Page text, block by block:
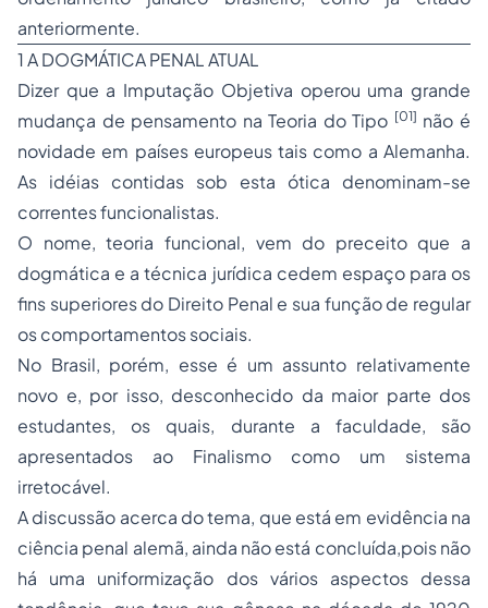
anteriormente.
1 A DOGMÁTICA PENAL ATUAL
Dizer que a Imputação Objetiva operou uma grande
mudança de pensamento na Teoria do Tipo [01] não é
novidade em países europeus tais como a Alemanha.
As idéias contidas sob esta ótica denominam-se
correntes funcionalistas.
O nome, teoria funcional, vem do preceito que a
dogmática e a técnica jurídica cedem espaço para os
fins superiores do Direito Penal e sua função de regular
os comportamentos sociais.
No Brasil, porém, esse é um assunto relativamente
novo e, por isso, desconhecido da maior parte dos
estudantes, os quais, durante a faculdade, são
apresentados ao Finalismo como um sistema
irretocável.
A discussão acerca do tema, que está em evidência na
ciência penal alemã, ainda não está concluída,pois não
há uma uniformização dos vários aspectos dessa